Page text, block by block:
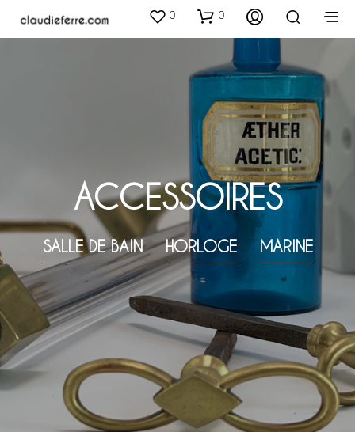
0 0
ACCESSOIRES
SALLE DE BAIN HORLOGE MARINE